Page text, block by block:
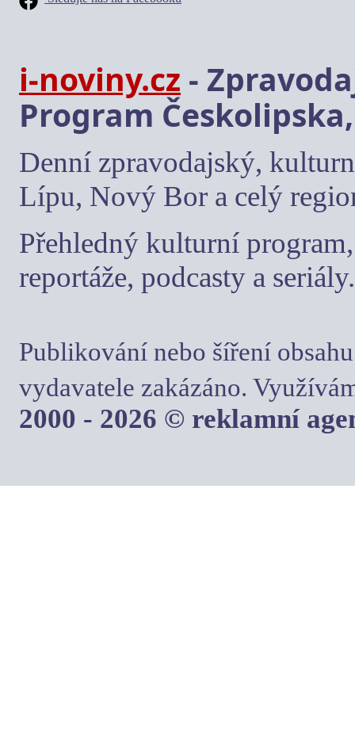
i-noviny.cz -
Program
Denní zpravodajský,
Lípu, Nový Bor a celý
Přehledný kulturní
reportáže, podcasty a seriály.
Publikování nebo šíření
vydavatele zakázáno.
2000 - 2026 © reklamní